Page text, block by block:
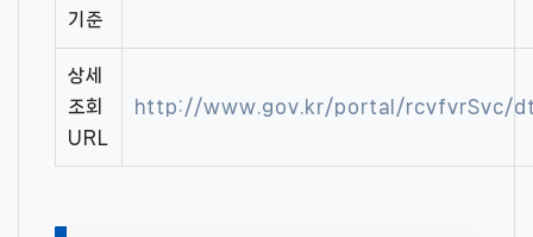
기준
상세
조회
URL
http://www.gov.kr/portal/rcvfvrSvc/